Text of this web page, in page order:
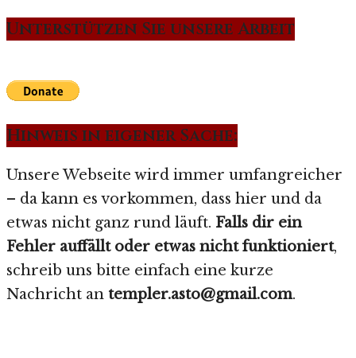
Unterstützen Sie unsere Arbeit
Hinweis in eigener Sache:
Unsere Webseite wird immer umfangreicher
– da kann es vorkommen, dass hier und da
etwas nicht ganz rund läuft. Falls dir ein
Fehler auffällt oder etwas nicht funktioniert,
schreib uns bitte einfach eine kurze
Nachricht an templer.asto@gmail.com.